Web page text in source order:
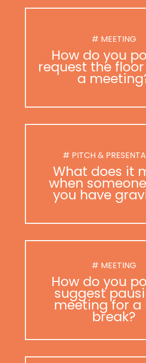
# MEETING
How do you
request the
a
# PITCH &
What does it
when
you have
# MEETING
How do you
suggest
meeting for a
break?